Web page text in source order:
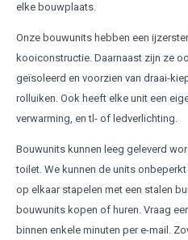
elke bouwplaats.
Onze bouwunits hebben een
kooiconstructie. Daarnaast zijn ze
geïsoleerd en voorzien van draai-
rolluiken. Ook heeft elke unit een
verwarming, en tl- of ledverlichting.
Bouwunits kunnen leeg geleverd
toilet. We kunnen de units
op elkaar stapelen met een stalen
bouwunits kopen of huren. Vraag
binnen enkele minuten per e-mail.